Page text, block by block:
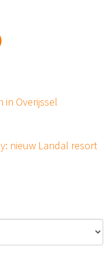
in Overijssel
nieuw Landal resort